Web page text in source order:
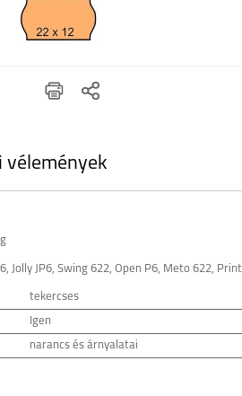
vélemények
Jolly JP6, Swing 622, Open P6, Meto 622,
tekercses
Igen
narancs és árnyalatai